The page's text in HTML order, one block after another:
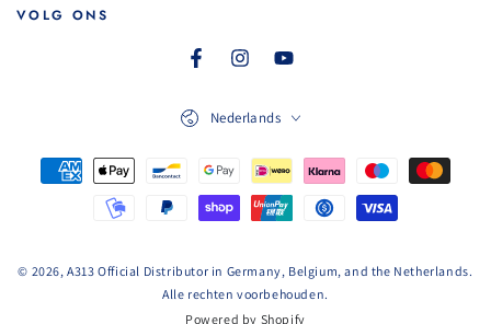
e-
VOLG ONS
FacebookInstagramYouTube
© 2026, A313 Official Distributor in Germany, Belgium, and the Netherlands.
Alle rechten voorbehouden.
Powered by Shopify
Nederlands
Betaalmethoden